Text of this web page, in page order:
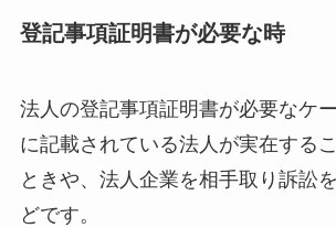
登記事項証明書が必要な時
法人の登記事項証明書が必要なケ
に記載されている法人が実在する
ときや、法人企業を相手取り訴訟
どです。